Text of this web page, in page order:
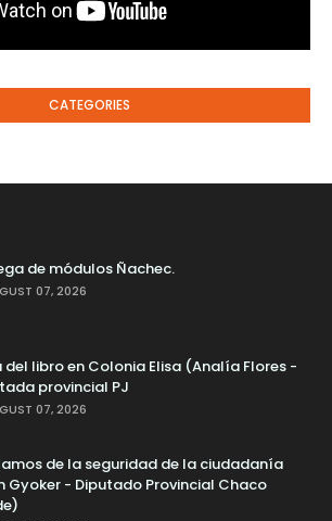
CATEGORIES
de módulos Ñachec.
07, 2026
del libro en Colonia Elisa (Analía Flores -
provincial PJ
07, 2026
de la seguridad de la ciudadanía
Gyoker - Diputado Provincial Chaco